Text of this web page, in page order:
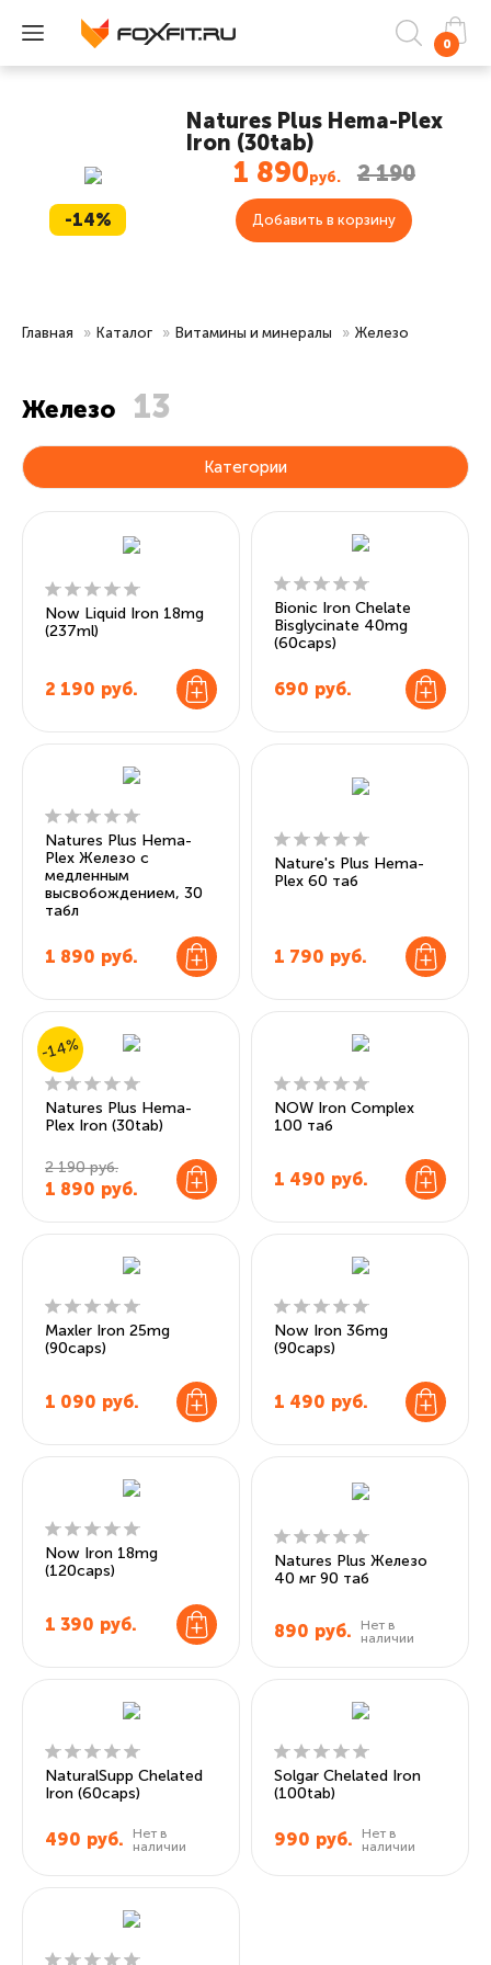
0
Natures Plus Hema-Plex
Iron (30tab)
1 890руб. 2 190
-14% Добавить в корзину
Главная » Каталог » Витамины и минералы » Железо
Железо 13
Категории
Now Liquid Iron 18mg
(237ml)
2 190 руб.
Bionic Iron Chelate
Bisglycinate 40mg
(60caps)
690 руб.
Natures Plus Hema-
Plex Железо с
медленным
высвобождением, 30
табл
1 890 руб.
Nature's Plus Hema-
Plex 60 таб
1 790 руб.
Natures Plus Hema-
Plex Iron (30tab)
2 190 руб.
1 890 руб.
-14%
NOW Iron Complex
100 таб
1 490 руб.
Maxler Iron 25mg
(90caps)
1 090 руб.
Now Iron 36mg
(90caps)
1 490 руб.
Now Iron 18mg
(120caps)
1 390 руб.
Natures Plus Железо
40 мг 90 таб
890 руб.
Нет в
наличии
NaturalSupp Chelated
Iron (60caps)
490 руб.
Нет в
наличии
Solgar Chelated Iron
(100tab)
990 руб.
Нет в
наличии